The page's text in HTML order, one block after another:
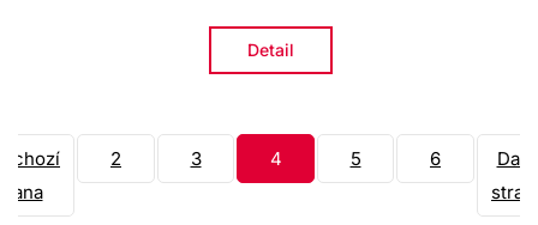
Detail
2 3 4 5 6
Další